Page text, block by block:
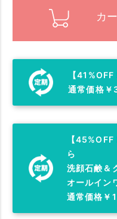
カ
【
通常価格
【
ら
洗顔石鹸＆
オールイン
通常価格